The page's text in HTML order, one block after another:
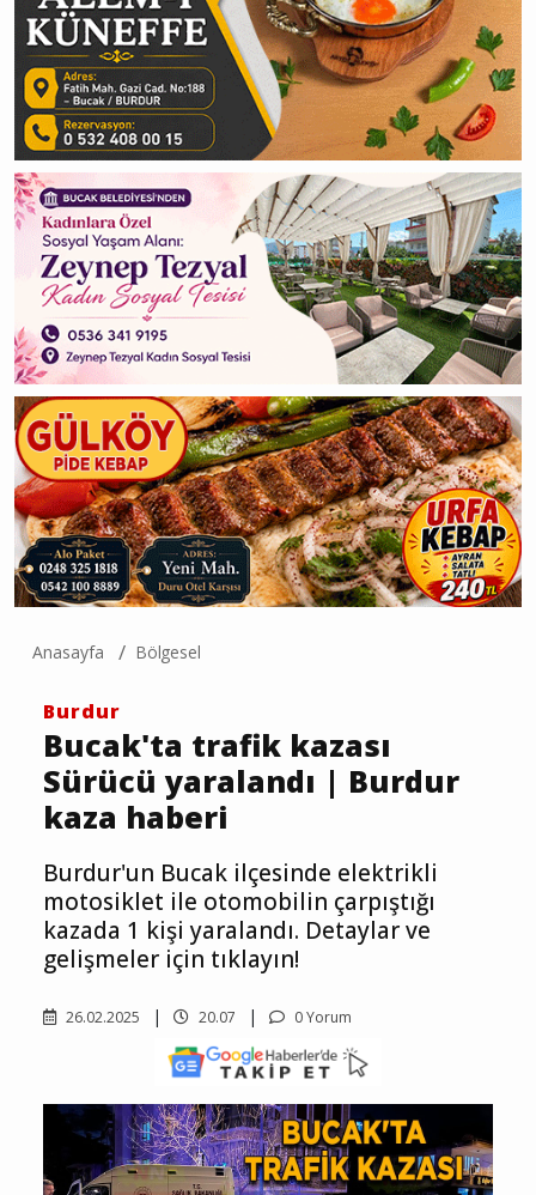
Anasayfa Bölgesel
Burdur
Bucak'ta trafik kazası
Sürücü yaralandı | Burdur
kaza haberi
Burdur'un Bucak ilçesinde elektrikli
motosiklet ile otomobilin çarpıştığı
kazada 1 kişi yaralandı. Detaylar ve
gelişmeler için tıklayın!
26.02.2025 20.07 0 Yorum